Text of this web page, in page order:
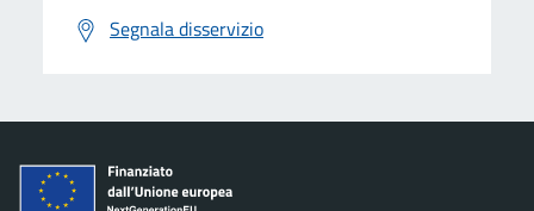
Segnala disservizio